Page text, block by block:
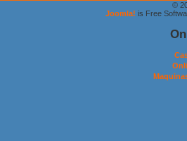
©
Joomla! is Free